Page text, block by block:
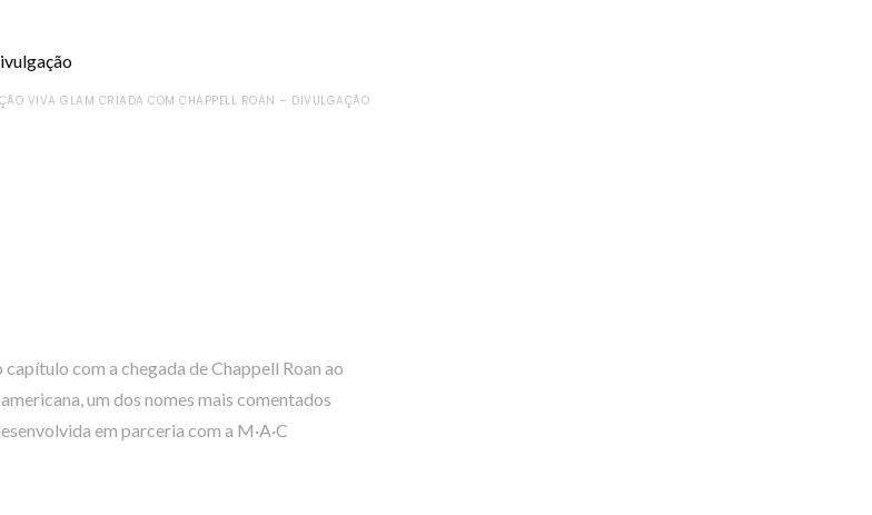
VIVA GLAM CRIADA COM CHAPPELL ROAN – DIVULGAÇÃO
com a chegada de Chappell Roan ao
um dos nomes mais comentados
em parceria com a M·A·C